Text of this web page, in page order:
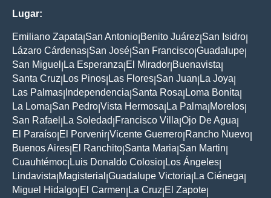
Lugar:
Emiliano Zapata San Antonio Benito Juárez San Isidro
Lázaro Cárdenas San José San Francisco Guadalupe
San Miguel
La Esperanza El Mirador Buenavista
Santa Cruz Los Pinos Las Flores San Juan La Joya
Las Palmas Independencia Santa Rosa Loma Bonita
La Loma San Pedro Vista Hermosa La Palma Morelos
San Rafael
La Soledad Francisco Villa Ojo De Agua
El Paraíso El Porvenir Vicente Guerrero Rancho Nuevo
Buenos Aires El Ranchito Santa Maria San Martin
Cuauhtémoc Luis Donaldo Colosio Los Ángeles
Lindavista Magisterial Guadalupe Victoria La Ciénega
Miguel Hidalgo El Carmen La Cruz El Zapote